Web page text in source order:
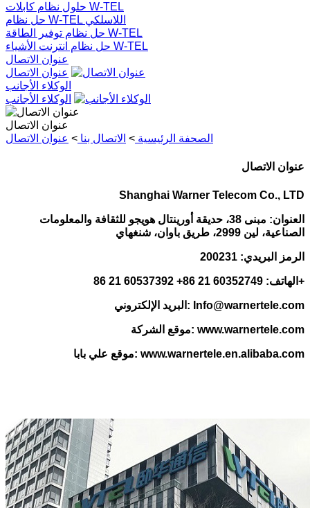
حلول نظام كابلات W-TEL
حل نظام W-TEL اللاسلكي
حل نظام توفير الطاقة W-TEL
حل نظام انترنت الأشياء W-TEL
عنوان الاتصال
عنوان الاتصال
الوكلاء الأجانب
الوكلاء الأجانب
عنوان الاتصال
الصحفة الرئيسية > الاتصال بنا > عنوان الاتصال
عنوان الاتصال
Shanghai Warner Telecom Co., LTD
العنوان: مبنى 38، حديقة أورينتال هويجو للثقافة والمعلومات
الصناعية، لين 2999، طريق باوان، شنغهاي
الرمز البريدي: 200231
الهاتف: 60352749 21 86+ 60537392 21 86+
البريد الإلكتروني: Info@warnertele.com
موقع الشركة: www.warnertele.com
موقع علي بابا: www.warnertele.en.alibaba.com